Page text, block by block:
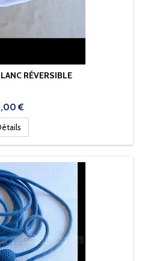
RÉVERSIBLE
€